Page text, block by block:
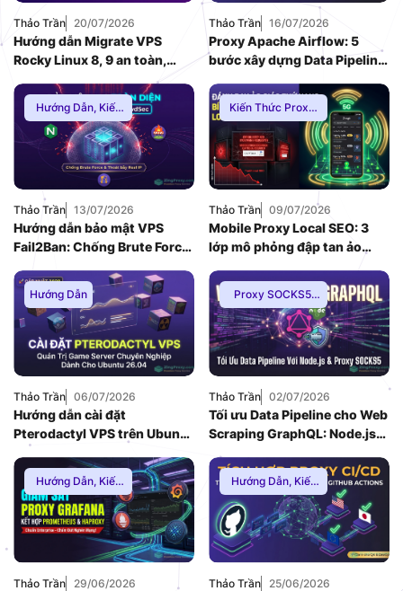
Thảo Trần 20/07/2026
Hướng dẫn Migrate VPS
Rocky Linux 8, 9 an toàn,
Thảo Trần 16/07/2026
Proxy Apache Airflow: 5
bước xây dựng Data Pipeline
limit
Hướng Dẫn, Kiến
Thức Proxy,Mạng
Internnet
Thảo Trần 13/07/2026
Hướng dẫn bảo mật VPS
Fail2Ban: Chống Brute Force
Reverse Proxy
Kiến Thức Proxy,
Hướng Dẫn,Thuê
Proxy Việt Nam
Thảo Trần 09/07/2026
Mobile Proxy Local SEO: 3
lớp mô phỏng đập tan ảo
Hướng Dẫn
Thảo Trần 06/07/2026
Hướng dẫn cài đặt
Pterodactyl VPS trên Ubuntu
chuyên nghiệp
Proxy SOCKS5,
Hướng Dẫn,Kiến
Thức Proxy
Thảo Trần 02/07/2026
Tối ưu Data Pipeline cho Web
Scraping GraphQL: Node.js
Hướng Dẫn, Kiến
Thức Proxy,Mạng
Internnet
Thảo Trần 29/06/2026
Hướng Dẫn, Kiến
Thức Proxy,Proxy
Dân Cư,Thuê
Proxy Nước Ngoài
Thảo Trần 25/06/2026